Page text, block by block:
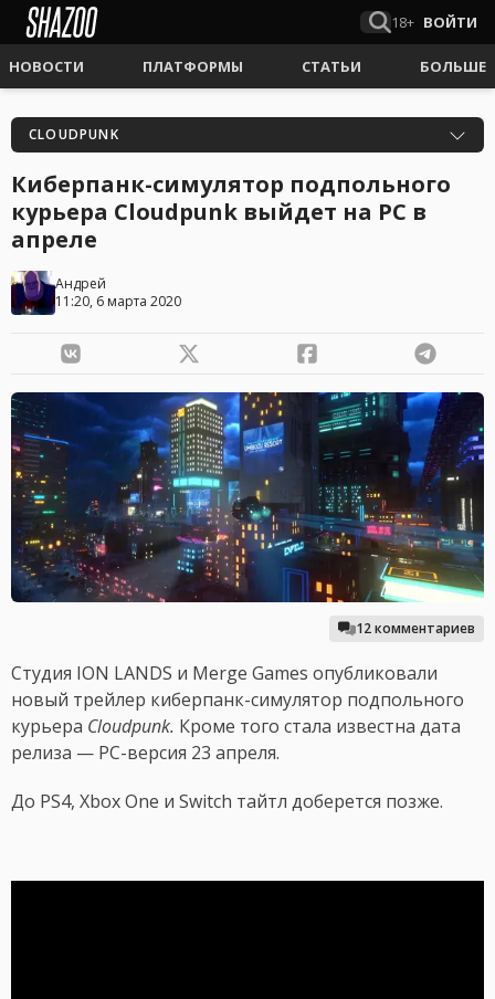
18+ ВОЙТИ
НОВОСТИ ПЛАТФОРМЫ СТАТЬИ БОЛЬШЕ
CLOUDPUNK
Киберпанк-симулятор подпольного
курьера Cloudpunk выйдет на PC в
апреле
Андрей
11:20, 6 марта 2020
12 комментариев
Студия ION LANDS и Merge Games опубликовали
новый трейлер киберпанк-симулятор подпольного
курьера Cloudpunk. Кроме того стала известна дата
релиза — PC-версия 23 апреля.
До PS4, Xbox One и Switch тайтл доберется позже.